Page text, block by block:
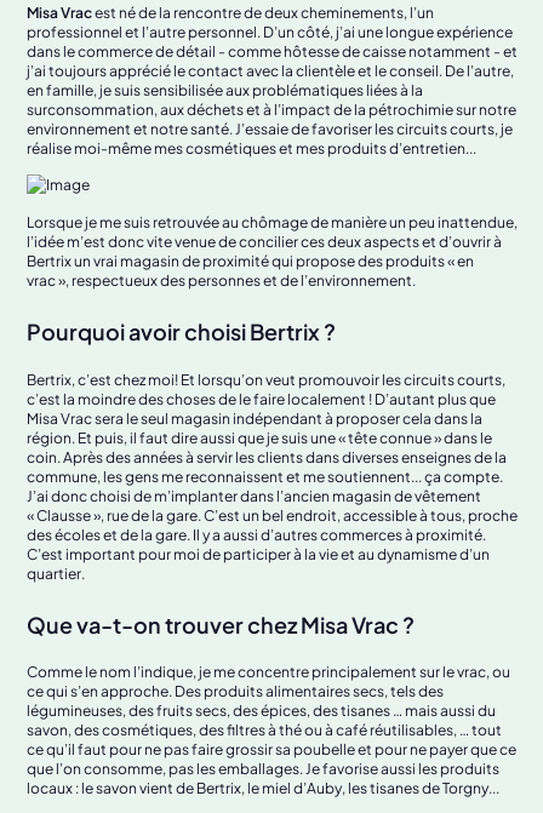
Misa Vracest né de la rencontre de deux cheminements, l’un
professionnel et l’autre personnel. D’un côté, j’ai une longue expérience
dans le commerce de détail - comme hôtesse de caisse notamment - et
j’ai toujours apprécié le contact avec la clientèle et le conseil. De l’autre,
en famille, je suis sensibilisée aux problématiques liées à la
surconsommation, aux déchets et à l’impact de la pétrochimie sur notre
environnement et notre santé. J’essaie de favoriser les circuits courts, je
réalise moi-même mes cosmétiques et mes produits d’entretien...
Lorsque je me suis retrouvée au chômage de manière un peu inattendue,
l’idée m’est donc vite venue de concilier ces deux aspects et d’ouvrir à
Bertrix un vrai magasin de proximité qui propose des produits « en
vrac », respectueux des personnes et de l’environnement.
Pourquoi avoir choisi Bertrix ?
Bertrix, c’est chez moi! Et lorsqu’on veut promouvoir les circuits courts,
c’est la moindre des choses de le faire localement ! D’autant plus que
Misa Vrac sera le seul magasin indépendant à proposer cela dans la
région. Et puis, il faut dire aussi que je suis une « tête connue » dans le
coin. Après des années à servir les clients dans diverses enseignes de la
commune, les gens me reconnaissent et me soutiennent... ça compte.
J’ai donc choisi de m’implanter dans l’ancien magasin de vêtement
« Clausse », rue de la gare. C’est un bel endroit, accessible à tous, proche
des écoles et de la gare. Il y a aussi d’autres commerces à proximité.
C’est important pour moi de participer à la vie et au dynamisme d’un
quartier.
Que va-t-on trouver chez Misa Vrac ?
Comme le nom l’indique, je me concentre principalement sur le vrac, ou
ce qui s’en approche. Des produits alimentaires secs, tels des
légumineuses, des fruits secs, des épices, des tisanes … mais aussi du
savon, des cosmétiques, des filtres à thé ou à café réutilisables, … tout
ce qu’il faut pour ne pas faire grossir sa poubelle et pour ne payer que ce
que l’on consomme, pas les emballages. Je favorise aussi les produits
locaux : le savon vient de Bertrix, le miel d’Auby, les tisanes de Torgny...